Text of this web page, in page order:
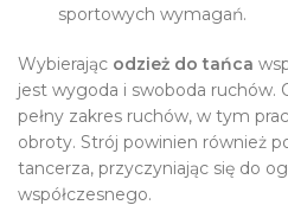
sportowych wymagań.
Wybierając odzież do tańca
jest wygoda i swoboda ruchów.
pełny zakres ruchów, w tym
obroty. Strój powinien również
tancerza, przyczyniając się do
współczesnego.